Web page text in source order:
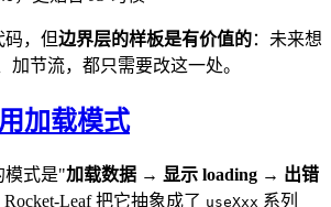
码，但边界层的样板是有价值的：未来想
加节流，都只需要改这一处。
加载模式
模式是"加载数据 → 显示 loading → 出错
Leaf 把它抽象成了 useXxx 系列